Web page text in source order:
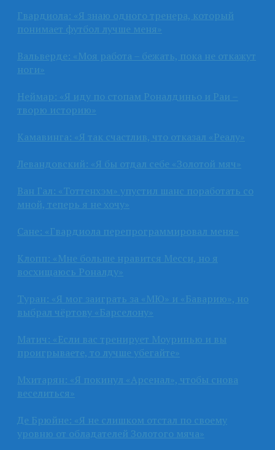
Гвардиола: «Я знаю одного тренера, который
понимает футбол лучше меня»
Вальверде: «Моя работа – бежать, пока не откажут
ноги»
Неймар: «Я иду по стопам Роналдиньо и Раи –
творю историю»
Камавинга: «Я так счастлив, что отказал «Реалу»
Левандовский: «Я бы отдал себе «Золотой мяч»
Ван Гал: «Тоттенхэм» упустил шанс поработать со
мной, теперь я не хочу»
Сане: «Гвардиола перепрограммировал меня»
Клопп: «Мне больше нравится Месси, но я
восхищаюсь Роналду»
Туран: «Я мог заиграть за «МЮ» и «Баварию», но
выбрал чёртову «Барселону»
Матич: «Если вас тренирует Моуринью и вы
проигрываете, то лучше убегайте»
Мхитарян: «Я покинул «Арсенал», чтобы снова
веселиться»
Де Брюйне: «Я не слишком отстал по своему
уровню от обладателей Золотого мяча»